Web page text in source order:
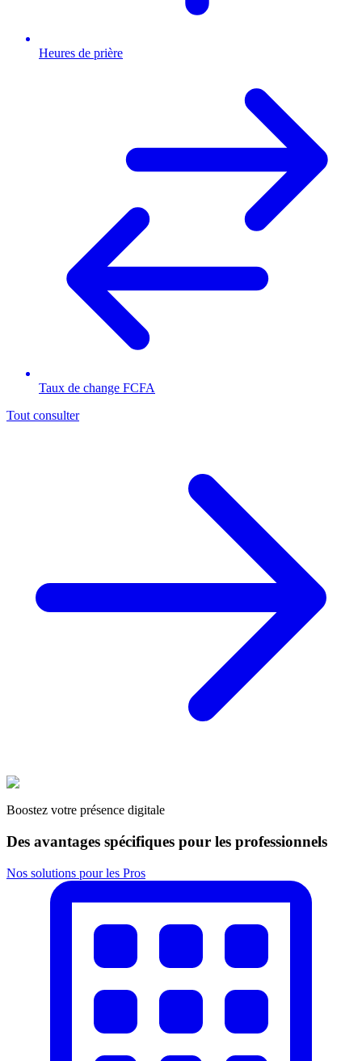
Heures de prière
Taux de change FCFA
Tout consulter
Boostez votre présence digitale
Des avantages spécifiques pour les professionnels
Nos solutions pour les Pros